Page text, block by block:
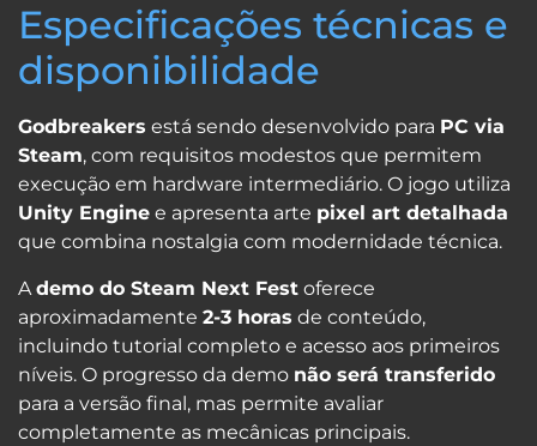
Especificações técnicas e
disponibilidade
Godbreakers está sendo desenvolvido para PC via
Steam, com requisitos modestos que permitem
execução em hardware intermediário. O jogo utiliza
Unity Engine e apresenta arte pixel art detalhada
que combina nostalgia com modernidade técnica.
Ademo do Steam Next Fest oferece
aproximadamente 2-3 horas de conteúdo,
incluindo tutorial completo e acesso aos primeiros
níveis. O progresso da demo não será transferido
para a versão final, mas permite avaliar
completamente as mecânicas principais.